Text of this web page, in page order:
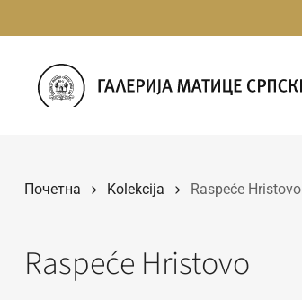
на
Почетна Kolekcija Raspeće Hristovo
Raspeće Hristovo